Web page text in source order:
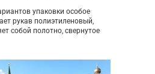
упаковки особое
рукав полиэтиленовый,
собой полотно, свернутое